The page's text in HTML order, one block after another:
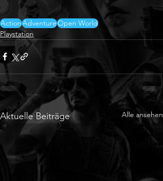
ActionAdventureOpen World
Playstation
Aktuelle Beiträge Alle ansehen